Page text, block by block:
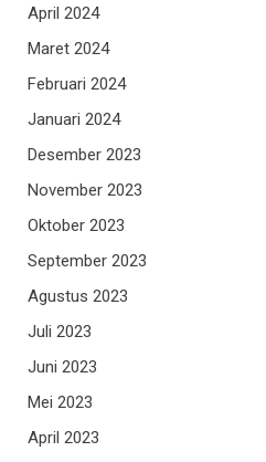
April 2024
Maret 2024
Februari 2024
Januari 2024
Desember 2023
November 2023
Oktober 2023
September 2023
Agustus 2023
Juli 2023
Juni 2023
Mei 2023
April 2023